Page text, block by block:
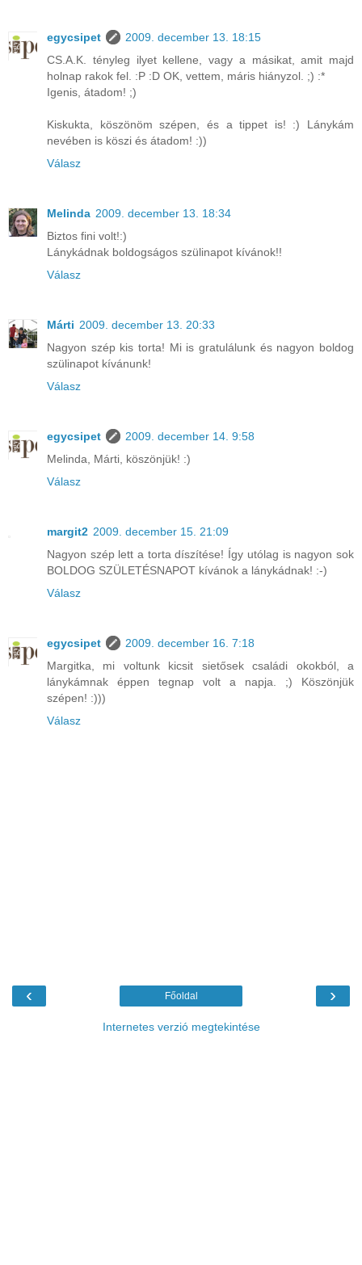
egycsipet
2009. december 13. 18:15
CS.A.K. tényleg ilyet kellene, vagy a másikat, amit majd
holnap rakok fel. :P :D OK, vettem, máris hiányzol. ;) :*
Igenis, átadom! ;)
Kiskukta, köszönöm szépen, és a tippet is! :) Lánykám
nevében is köszi és átadom! :))
Válasz
Melinda 2009. december 13. 18:34
Biztos fini volt!:)
Lánykádnak boldogságos szülinapot kívánok!!
Válasz
Márti 2009. december 13. 20:33
Nagyon szép kis torta! Mi is gratulálunk és nagyon boldog
szülinapot kívánunk!
Válasz
egycsipet
2009. december 14. 9:58
Melinda, Márti, köszönjük! :)
Válasz
margit2 2009. december 15. 21:09
Nagyon szép lett a torta díszítése! Így utólag is nagyon sok
BOLDOG SZÜLETÉSNAPOT kívánok a lánykádnak! :-)
Válasz
egycsipet
2009. december 16. 7:18
Margitka, mi voltunk kicsit sietősek családi okokból, a
lánykámnak éppen tegnap volt a napja. ;) Köszönjük
szépen! :)))
Válasz
‹ ›
Főoldal
Internetes verzió megtekintése